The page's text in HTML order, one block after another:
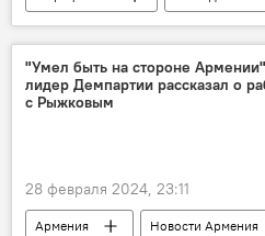
ученые
планеты
"Умел быть на стороне
лидер Демпартии рассказал о
с Рыжковым
28 февраля 2024, 23:11
Армения
Новости Армения